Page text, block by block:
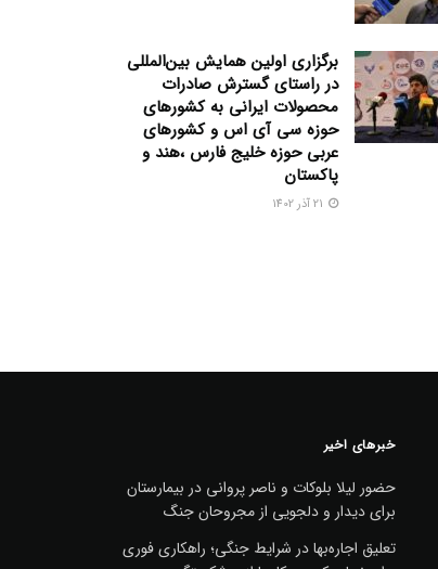
برگزاری اولین همایش بین‌المللی
در راستای گسترش صادرات
محصولات ایرانی به کشورهای
حوزه سی آی اس و کشورهای
عربی حوزه خلیج فارس ،هند و
پاکستان
خبرهای اخیر
حضور لیلا بلوکات و ناصر پروانی در بیمارستان
برای دیدار و دلجویی از مجروحان جنگ
تعلیق اجاره‌بها در شرایط جنگی؛ راهکاری فوری